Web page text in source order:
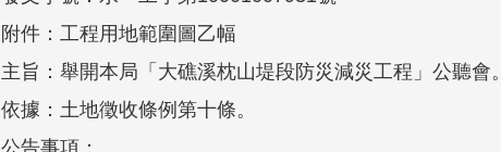
附件：工程用地範圍圖乙幅
主旨：舉開本局「大礁溪枕山堤段防災減災工程」公聽會。
依據：土地徵收條例第十條。
公告事項：